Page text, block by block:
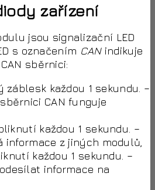
zařízení
jsou signalizační LED
s označením CANindikuje
sběrnici:
záblesk každou 1 sekundu. –
CAN funguje
každou 1 sekundu. –
informace z jiných modulů,
každou 1 sekundu. –
informace na